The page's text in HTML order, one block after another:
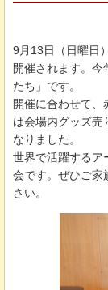
9月13日（日曜日
開催されます。
たち」です。
開催に合わせて、
は会場内グッズ売
なりました。
世界で活躍するア
会です。ぜひご家
さい。